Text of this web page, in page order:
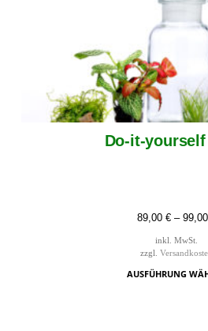
Do-it-
89,00 €– 99,00
inkl. MwSt.
zzgl.
AUSFÜHRUNG